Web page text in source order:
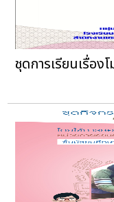
ชุดการเรียนเรื่อ